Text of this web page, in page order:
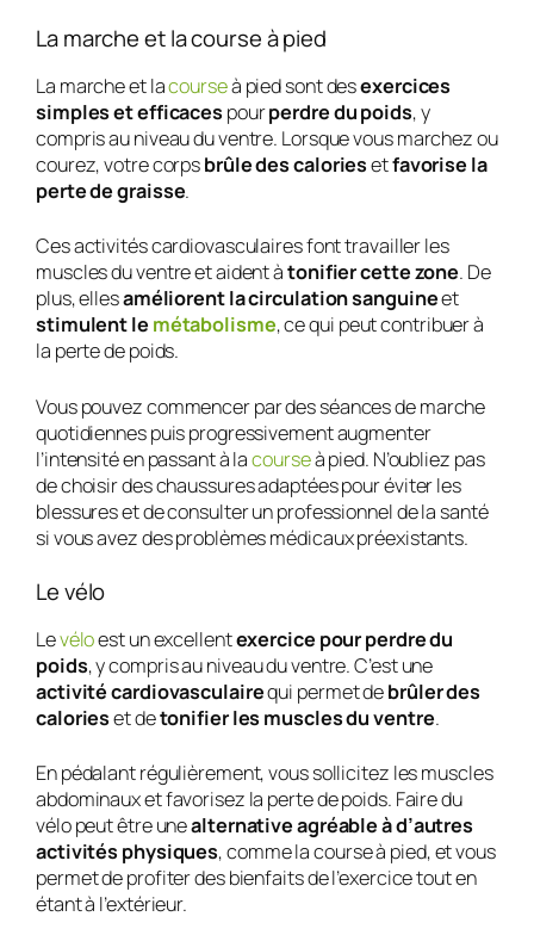
La marche et la course à pied
La marche et lacourseà pied sont desexercices
simples et efficaces pourperdre du poids, y
compris au niveau du ventre. Lorsque vous marchez ou
courez, votre corpsbrûle des caloriesetfavorise la
perte de graisse.
Ces activités cardiovasculaires font travailler les
muscles du ventre et aident àtonifier cette zone. De
plus, ellesaméliorent la circulation sanguineet
stimulent le métabolisme, ce qui peut contribuer à
la perte de poids.
Vous pouvez commencer par des séances de marche
quotidiennes puis progressivement augmenter
l’intensité en passant à lacourseà pied. N’oubliez pas
de choisir des chaussures adaptées pour éviter les
blessures et de consulter un professionnel de la santé
si vous avez des problèmes médicaux préexistants.
Le vélo
Levéloest un excellentexercice pour perdre du
poids, y compris au niveau du ventre. C’est une
activité cardiovasculairequi permet debrûler des
calorieset detonifier les muscles du ventre.
En pédalant régulièrement, vous sollicitez les muscles
abdominaux et favorisez la perte de poids. Faire du
vélo peut être unealternative agréable à d’autres
activités physiques, comme la course à pied, et vous
permet de profiter des bienfaits de l’exercice tout en
étant à l’extérieur.